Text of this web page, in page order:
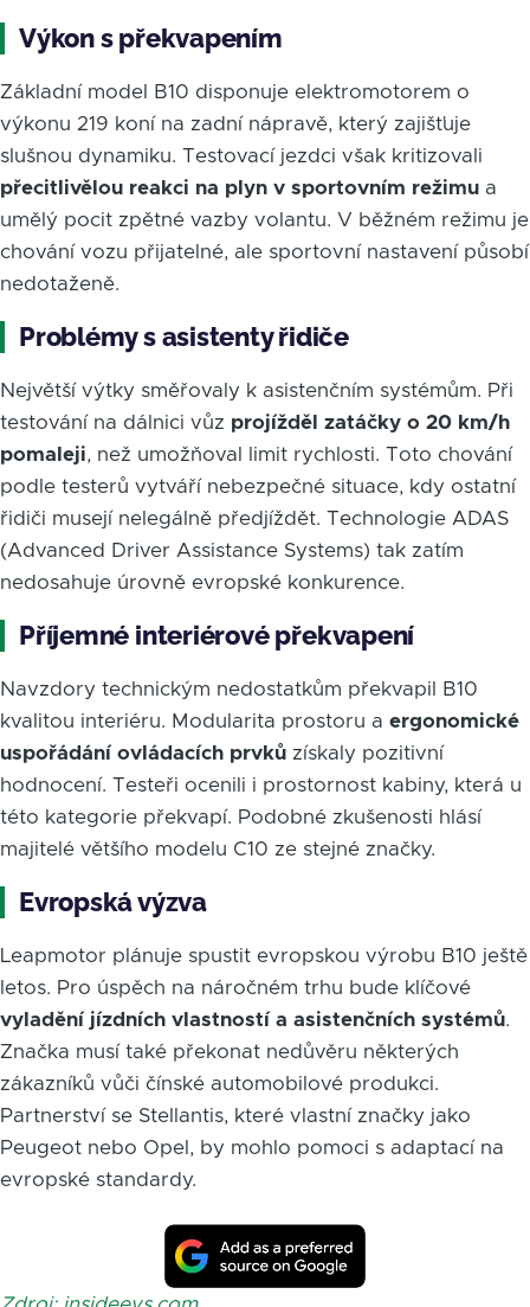
Výkon s překvapením
Základní model B10 disponuje elektromotorem o
výkonu 219 koní na zadní nápravě, který zajišťuje
slušnou dynamiku. Testovací jezdci však kritizovali
přecitlivělou reakci na plyn v sportovním režimu a
umělý pocit zpětné vazby volantu. V běžném režimu je
chování vozu přijatelné, ale sportovní nastavení působí
nedotaženě.
Problémy s asistenty řidiče
Největší výtky směřovaly k asistenčním systémům. Při
testování na dálnici vůz projížděl zatáčky o 20 km/h
pomaleji, než umožňoval limit rychlosti. Toto chování
podle testerů vytváří nebezpečné situace, kdy ostatní
řidiči musejí nelegálně předjíždět. Technologie ADAS
(Advanced Driver Assistance Systems) tak zatím
nedosahuje úrovně evropské konkurence.
Příjemné interiérové překvapení
Navzdory technickým nedostatkům překvapil B10
kvalitou interiéru. Modularita prostoru a ergonomické
uspořádání ovládacích prvků získaly pozitivní
hodnocení. Testeři ocenili i prostornost kabiny, která u
této kategorie překvapí. Podobné zkušenosti hlásí
majitelé většího modelu C10 ze stejné značky.
Evropská výzva
Leapmotor plánuje spustit evropskou výrobu B10 ještě
letos. Pro úspěch na náročném trhu bude klíčové
vyladění jízdních vlastností a asistenčních systémů.
Značka musí také překonat nedůvěru některých
zákazníků vůči čínské automobilové produkci.
Partnerství se Stellantis, které vlastní značky jako
Peugeot nebo Opel, by mohlo pomoci s adaptací na
evropské standardy.